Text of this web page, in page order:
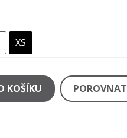
XS
KOŠÍKU POROVNAT